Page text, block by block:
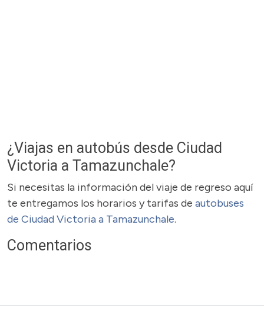
¿Viajas en autobús desde Ciudad
Victoria a Tamazunchale?
Si necesitas la información del viaje de regreso aquí
te entregamos los horarios y tarifas de autobuses
de Ciudad Victoria a Tamazunchale.
Comentarios